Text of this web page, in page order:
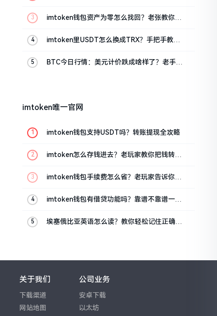
imtoken钱包资产为零怎么找回？老张教你几
imtoken里USDT怎么换成TRX？手把手教你
BTC今日行情：美元计价跌成啥样了？老手教
imtoken唯一官网
imtoken钱包支持USDT吗？转账提现全攻略
imtoken怎么存钱进去？老玩家教你把钱转进
imtoken钱包手续费怎么省？老玩家告诉你几
imtoken钱包有借贷功能吗？靠谱不靠谱一文
埃塞俄比亚英语怎么读？教你轻松记住正确发
关于我们
下载渠道
网站地图
公司业务
安卓下载
以太坊